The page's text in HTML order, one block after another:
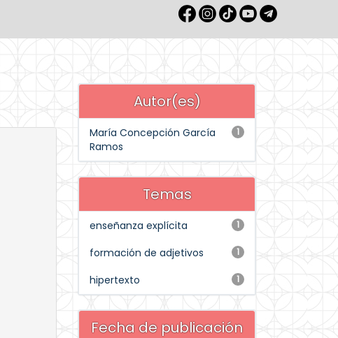
Autor(es)
1
María Concepción García
Ramos
Temas
1
enseñanza explícita
1
formación de adjetivos
1
hipertexto
Fecha de publicación